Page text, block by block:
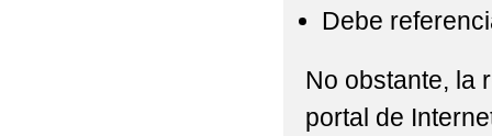
Debe
No obstante, la
portal de